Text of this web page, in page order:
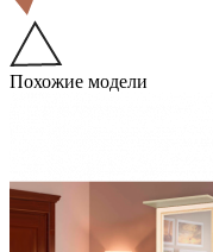
Похожие модели